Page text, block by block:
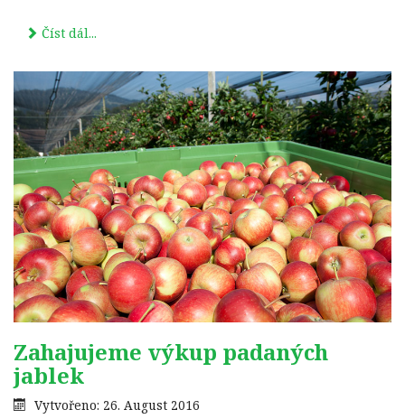
Číst dál...
Zahajujeme výkup padaných
jablek
Vytvořeno: 26. August 2016